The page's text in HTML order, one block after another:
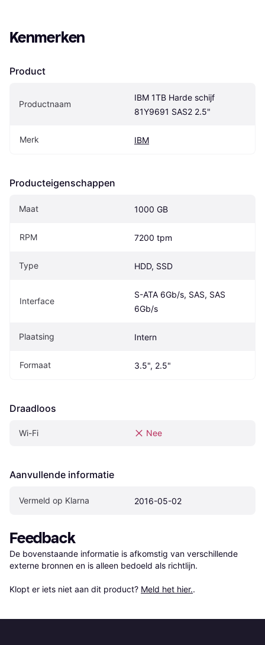
Kenmerken
Product
Productnaam
IBM 1TB Harde schijf
81Y9691 SAS2 2.5"
Merk IBM
Producteigenschappen
Maat 1000 GB
RPM 7200 tpm
Type HDD, SSD
Interface
S-ATA 6Gb/s, SAS, SAS
6Gb/s
Plaatsing Intern
Formaat 3.5", 2.5"
Draadloos
Wi-Fi Nee
Aanvullende informatie
Vermeld op Klarna 2016-05-02
Feedback
De bovenstaande informatie is afkomstig van verschillende
externe bronnen en is alleen bedoeld als richtlijn.
Klopt er iets niet aan dit product? Meld het hier..